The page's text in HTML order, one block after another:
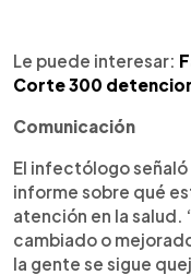
Le puede interesar:
Corte 300
Comunicación
El infectólogo
informe sobre qué
atención en la
cambiado o
la gente se sigue